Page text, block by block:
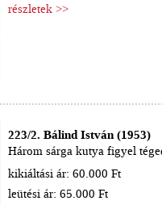
részletek >>
223/2. Bálind István (1953)
Három sárga kutya figyel
kikiáltási ár: 60.000 Ft
leütési ár: 65.000 Ft